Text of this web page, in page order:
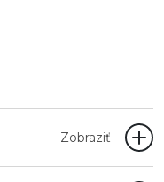
Zobraziť